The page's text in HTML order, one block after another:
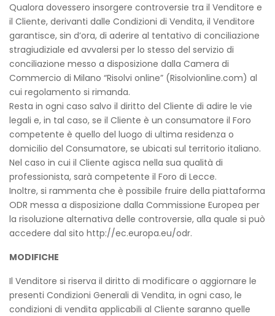
Qualora dovessero insorgere controversie tra il Venditore e
il Cliente, derivanti dalle Condizioni di Vendita, il Venditore
garantisce, sin d’ora, di aderire al tentativo di conciliazione
stragiudiziale ed avvalersi per lo stesso del servizio di
conciliazione messo a disposizione dalla Camera di
Commercio di Milano “Risolvi online” (Risolvionline.com) al
cui regolamento si rimanda.
Resta in ogni caso salvo il diritto del Cliente di adire le vie
legali e, in tal caso, se il Cliente è un consumatore il Foro
competente è quello del luogo di ultima residenza o
domicilio del Consumatore, se ubicati sul territorio italiano.
Nel caso in cui il Cliente agisca nella sua qualità di
professionista, sarà competente il Foro di Lecce.
Inoltre, si rammenta che è possibile fruire della piattaforma
ODR messa a disposizione dalla Commissione Europea per
la risoluzione alternativa delle controversie, alla quale si può
accedere dal sito http://ec.europa.eu/odr.
MODIFICHE
Il Venditore si riserva il diritto di modificare o aggiornare le
presenti Condizioni Generali di Vendita, in ogni caso, le
condizioni di vendita applicabili al Cliente saranno quelle